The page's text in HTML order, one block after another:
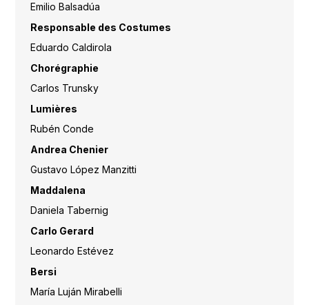
Emilio Balsadúa
Responsable des Costumes
Eduardo Caldirola
Chorégraphie
Carlos Trunsky
Lumières
Rubén Conde
Andrea Chenier
Gustavo López Manzitti
Maddalena
Daniela Tabernig
Carlo Gerard
Leonardo Estévez
Bersi
María Luján Mirabelli